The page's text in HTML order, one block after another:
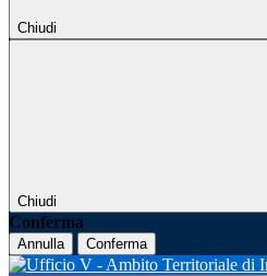
Chiudi
Chiudi
Conferma
Annulla Conferma